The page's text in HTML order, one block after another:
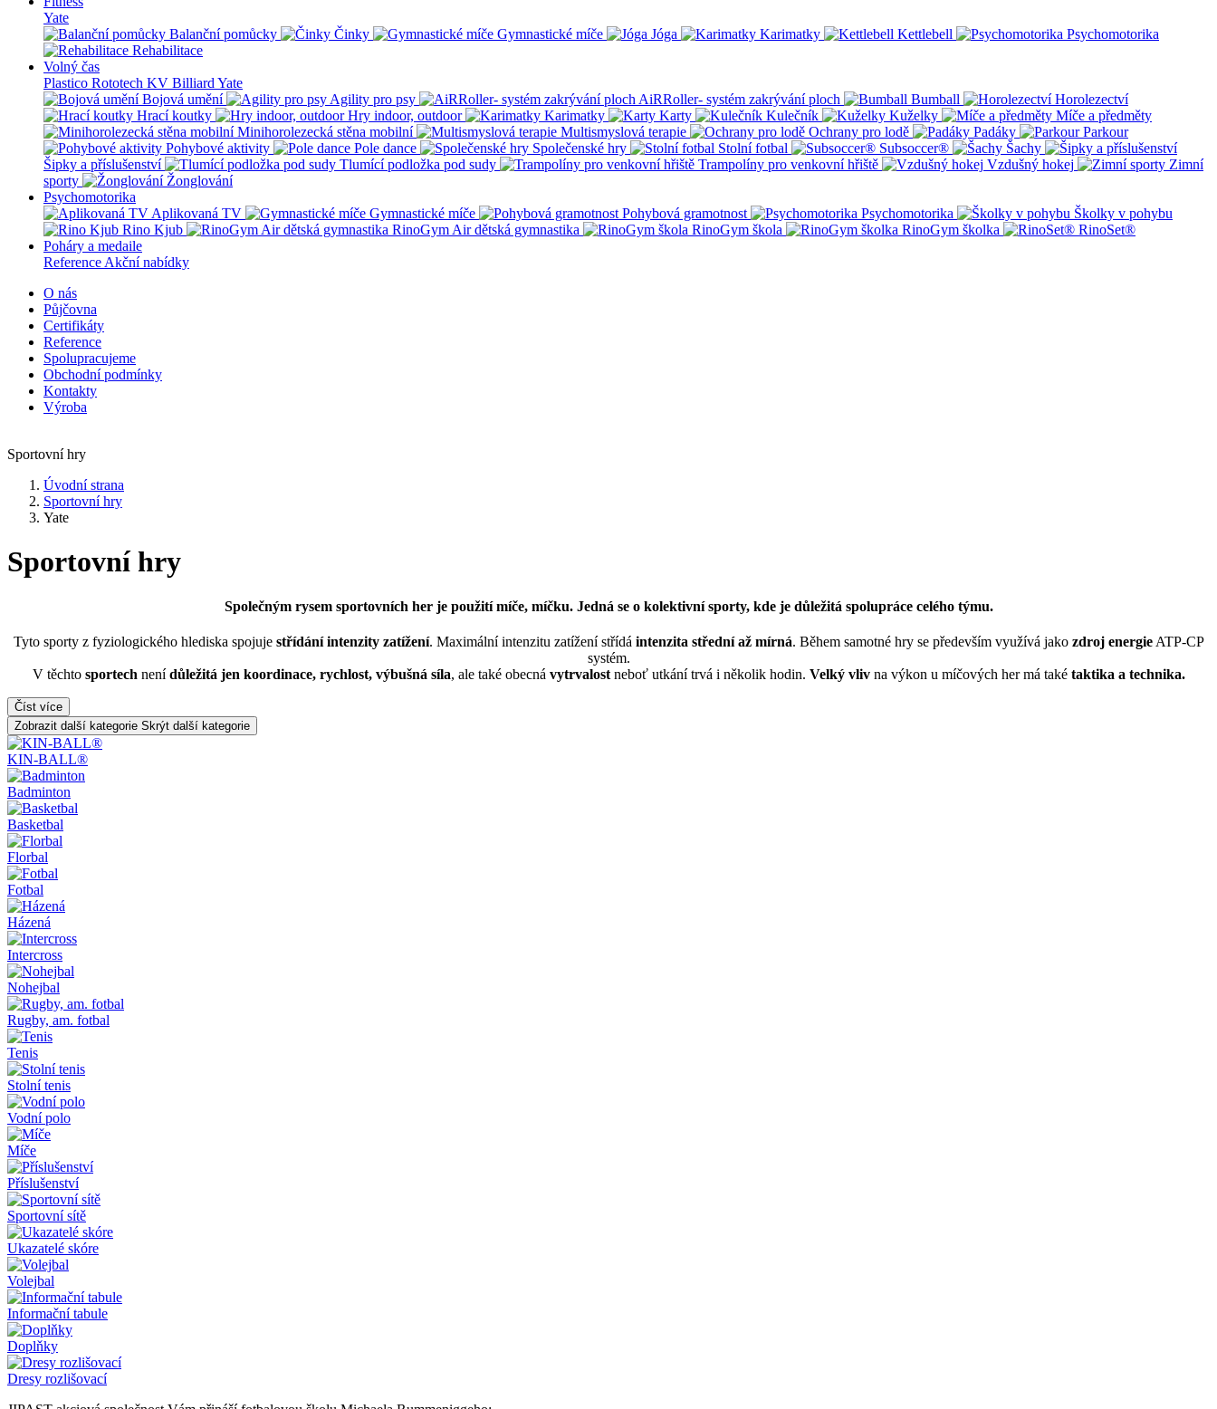
Yate
Balanční pomůcky
Činky Gymnastické míče Jóga Karimatky Kettlebell
Psychomotorika
Rehabilitace
Volný čas
Plastico Rototech KV Billiard Yate
Bojová umění
Agility pro psy AiRRoller- systém zakrývání ploch Bumball
Horolezectví
Hrací koutky
Hry indoor, outdoor Karimatky Karty Kulečník Kuželky
Míče a předměty
Minihorolezecká stěna mobilní
Multismyslová terapie Ochrany pro lodě Padáky
Parkour
Pohybové aktivity
Pole dance Společenské hry Stolní fotbal Subsoccer®
Šachy
Šipky a příslušenství
Tlumící podložka pod sudy Trampolíny pro venkovní hřiště Vzdušný hokej
Zimní
sporty
Žonglování
Psychomotorika
Aplikovaná TV
Gymnastické míče Pohybová gramotnost Psychomotorika
Školky v pohybu
Rino Kjub
RinoGym Air dětská gymnastika RinoGym škola RinoGym školka
RinoSet®
Poháry a medaile
Reference Akční nabídky
O nás
Půjčovna
Certifikáty
Reference
Spolupracujeme
Obchodní podmínky
Kontakty
Výroba
Sportovní hry
Úvodní strana
Sportovní hry
Yate
Sportovní hry
Společným rysem sportovních her je použití míče, míčku. Jedná se o kolektivní sporty, kde je důležitá spolupráce celého týmu.
Tyto sporty z fyziologického hlediska spojujestřídání intenzity zatížení. Maximální intenzitu zatížení střídá intenzita střední až mírná. Během samotné hry se především využívá jako zdroj energieATP-CP
systém.
V těchto sportech nenídůležitá jen koordinace, rychlost, výbušná síla, ale také obecná vytrvalostneboť utkání trvá i několik hodin. Velký vlivna výkon u míčových her má také taktika a technika.
Číst více
Zobrazit další kategorie Skrýt další kategorie
KIN-BALL®
Badminton
Basketbal
Florbal
Fotbal
Házená
Intercross
Nohejbal
Rugby, am. fotbal
Tenis
Stolní tenis
Vodní polo
Míče
Příslušenství
Sportovní sítě
Ukazatelé skóre
Volejbal
Informační tabule
Doplňky
Dresy rozlišovací